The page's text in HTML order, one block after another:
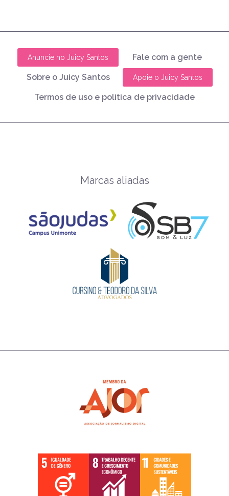
Anuncie no Juicy Santos Fale com a gente
Sobre o Juicy Santos Apoie o Juicy Santos
Termos de uso e política de privacidade
Marcas aliadas